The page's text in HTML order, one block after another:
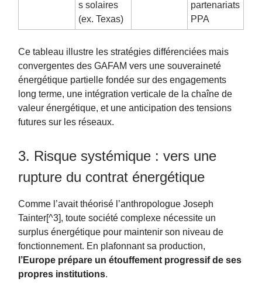
s solaires
(ex. Texas)
partenariats
PPA
Ce tableau illustre les stratégies différenciées mais
convergentes des GAFAM vers une souveraineté
énergétique partielle fondée sur des engagements
long terme, une intégration verticale de la chaîne de
valeur énergétique, et une anticipation des tensions
futures sur les réseaux.
3. Risque systémique : vers une
rupture du contrat énergétique
Comme l’avait théorisé l’anthropologue Joseph
Tainter[^3], toute société complexe nécessite un
surplus énergétique pour maintenir son niveau de
fonctionnement. En plafonnant sa production,
l’Europe prépare un étouffement progressif de ses
propres institutions.